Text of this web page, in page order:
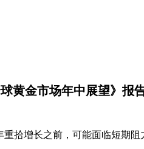
球黄金市场年中展望》报
重拾增长之前，可能面临短期阻